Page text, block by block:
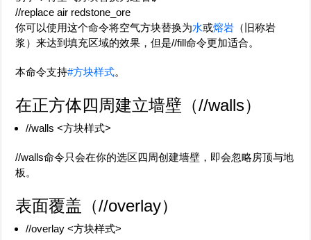
//replace air redstone_ore
你可以使用这个命令将空气方块替换为水或熔岩 （旧称岩
浆）来达到填充区域的效果，但是//fill命令更加适合。
本命令支持#方块样式。
在正方体四周建立墙壁（//walls）
//walls <方块样式>
//walls命令只会在你的选区四周创建墙壁，即会忽略房顶与地
板。
表面覆盖（//overlay）
//overlay <方块样式>